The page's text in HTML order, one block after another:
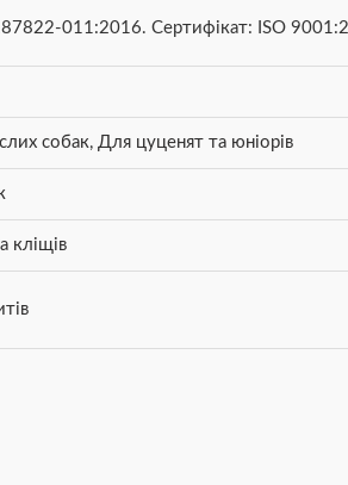
011:2016. Сертифікат: ISO
собак,Для цуценят та юніорів
кліщів